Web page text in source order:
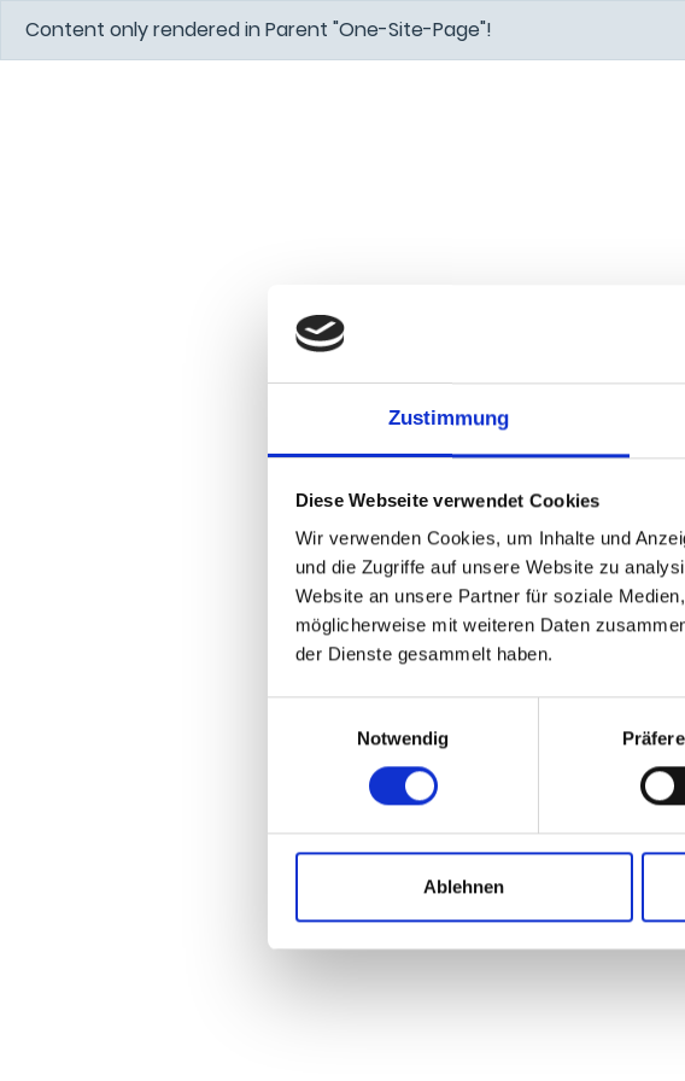
Zustimmung
Diese Webseite verwendet Cookies
Wir verwenden Cookies, um Inhalte und
und die Zugriffe auf unsere Website zu
Website an unsere Partner für soziale
möglicherweise mit weiteren Daten
der Dienste gesammelt haben.
Notwendig
Ablehnen
Content only rendered in Parent "One-Site-Page"!